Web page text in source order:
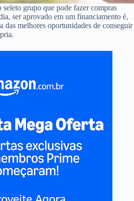
seleto grupo que pode fazer compras
ser aprovado em um financiamento é,
das melhores oportunidades de conseguir